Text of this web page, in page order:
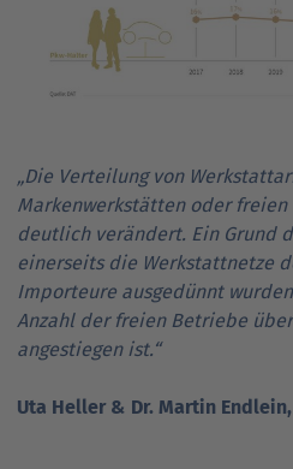
„Die Verteilung von
Markenwerkstätten oder
deutlich verändert. Ein Grund
einerseits die Werkstattnetze
Importeure ausgedünnt
Anzahl der freien Betriebe
angestiegen ist.“
Uta Heller & Dr. Martin